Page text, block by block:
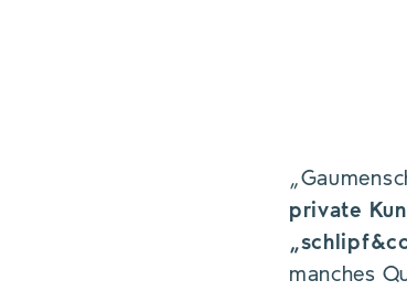
private
manches